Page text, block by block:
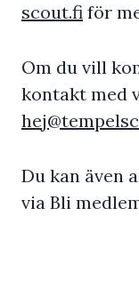
scout.fi för
Om du vill
kontakt med
Du kan även
via Bli